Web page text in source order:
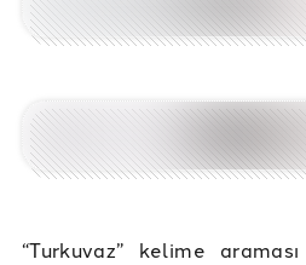
“Turkuvaz” kelime